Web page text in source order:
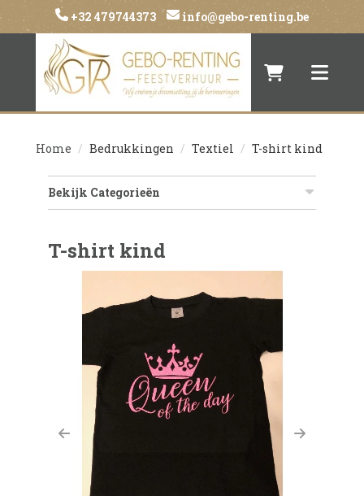
+32 479744373 info@gebo-renting.be
Naar Toggle
Home Bedrukkingen Textiel T-shirt kind
Bekijk Categorieën
T-shirt kind
Previous Next